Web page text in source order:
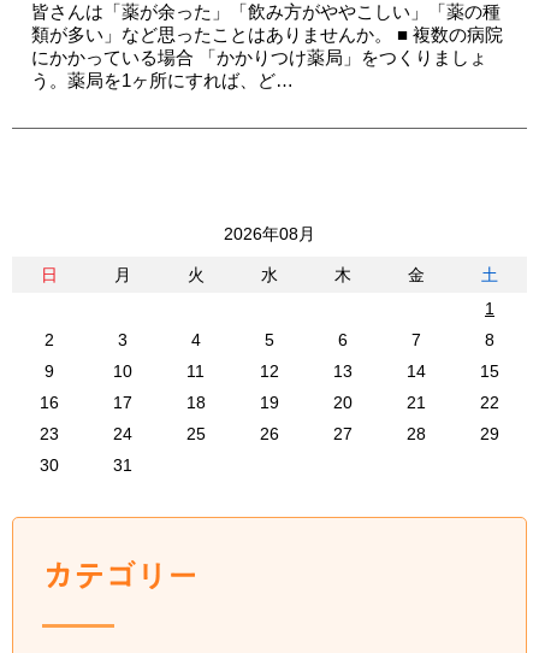
皆さんは「薬が余った」「飲み方がややこしい」「薬の種
類が多い」など思ったことはありませんか。 ■ 複数の病院
にかかっている場合 「かかりつけ薬局」をつくりましょ
う。薬局を1ヶ所にすれば、ど…
2026年08月
日 月 火 水 木 金
土
1
2
3 4 5 6 7
8
9
10 11 12 13 14
15
16
17 18 19 20 21
22
23
24 25 26 27 28
29
30
31